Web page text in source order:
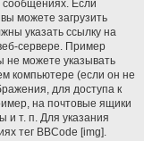
Если
можете загрузить
указать ссылку на
сервере. Пример
не можете указывать
компьютере (если он не
для доступа к
на почтовые ящики
т. п. Для указания
тег BBCode [img].